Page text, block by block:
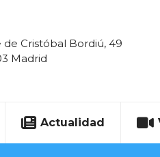
de Cristóbal Bordiú, 49
Madrid
Actualidad